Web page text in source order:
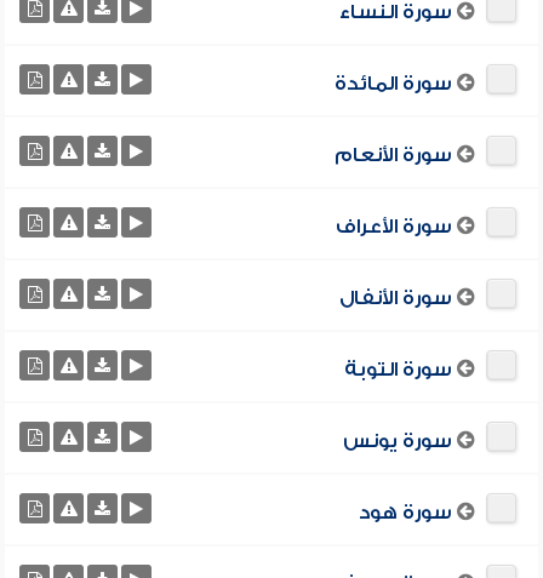
سورة النساء
سورة المائدة
سورة الأنعام
سورة الأعراف
سورة الأنفال
سورة التوبة
سورة يونس
سورة هود